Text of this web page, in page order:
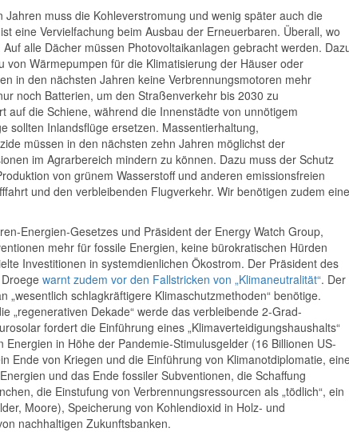
muss die Kohleverstromung und wenig später auch die
eine Vervielfachung beim Ausbau der Erneuerbaren. Überall, wo
alle Dächer müssen Photovoltaikanlagen gebracht werden.
von Wärmepumpen für die Klimatisierung der Häuser oder
in den nächsten Jahren keine Verbrennungsmotoren mehr
noch Batterien, um den Straßenverkehr bis 2030 zu
auf die Schiene, während die Innenstädte von unnötigem
sollten Inlandsflüge ersetzen. Massentierhaltung,
müssen in den nächsten zehn Jahren möglichst der
im Agrarbereich mindern zu können. Dazu muss der Schutz
von grünem Wasserstoff und anderen emissionsfreien
und den verbleibenden Flugverkehr. Wir benötigen zudem eine
Energien-Gesetzes und Präsident der Energy Watch Group,
mehr für fossile Energien, keine bürokratischen Hürden
Investitionen in systemdienlichen Ökostrom. Der Präsident des
warnt zudem vor den Fallstricken von „Klimaneutralität“. Der
„wesentlich schlagkräftigere Klimaschutzmethoden“ benötige.
„regenerativen Dekade“ werde das verbleibende 2-Grad-
fordert die Einführung eines „Klimaverteidigungshaushalts“
in Höhe der Pandemie-Stimulusgelder (16 Billionen US-
Ende von Kriegen und die Einführung von Klimanotdiplomatie,
und das Ende fossiler Subventionen, die Schaffung
die Einstufung von Verbrennungsressourcen als „tödlich“, ein
Moore), Speicherung von Kohlendioxid in Holz- und
nachhaltigen Zukunftsbanken.